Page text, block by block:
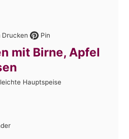
Drucken Pin
mit Birne, Apfel
Hauptspeise